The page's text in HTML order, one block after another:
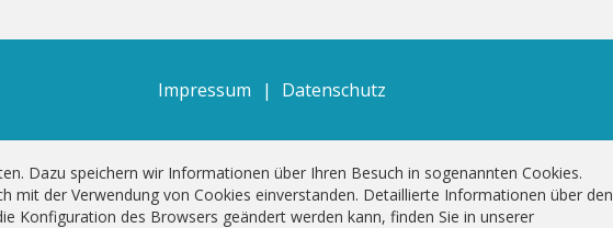
Impressum Datenschutz
Dazu speichern wir Informationen über Ihren Besuch in sogenannten Cookies.
mit der Verwendung von Cookies einverstanden. Detaillierte Informationen über den
Konfiguration des Browsers geändert werden kann, finden Sie in unserer